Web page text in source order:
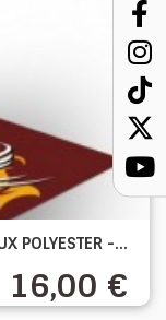
POLYESTER -...
16,00 €